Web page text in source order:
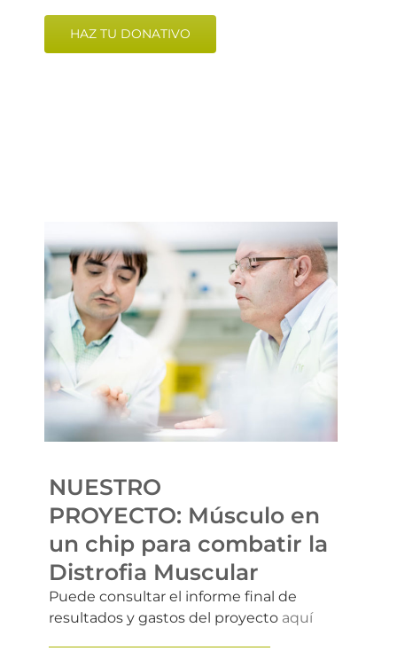
HAZ TU DONATIVO
NUESTRO
PROYECTO: Músculo en
un chip para combatir la
Distrofia Muscular
Puede consultar el informe final de
resultados y gastos del proyecto aquí